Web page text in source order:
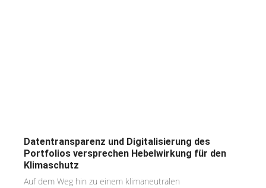
Datentransparenz und Digitalisierung des
Portfolios versprechen Hebelwirkung für den
Klimaschutz
Auf dem Weg hin zu einem klimaneutralen